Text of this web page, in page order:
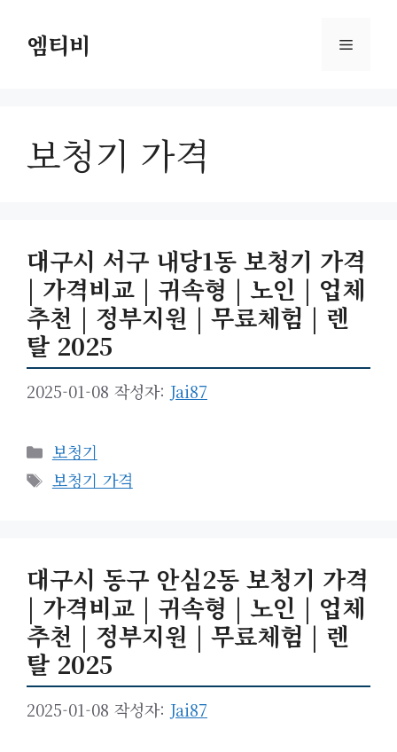
엠티비 메
보청기 가격
대구시 서구 내당1동 보청기 가격
| 가격비교 | 귀속형 | 노인 | 업체
추천 | 정부지원 | 무료체험 | 렌
탈 2025
2025-01-08 작성자: Jai87
카
테
고
보청기
태
보청기 가격
대구시 동구 안심2동 보청기 가격
| 가격비교 | 귀속형 | 노인 | 업체
추천 | 정부지원 | 무료체험 | 렌
탈 2025
2025-01-08 작성자: Jai87